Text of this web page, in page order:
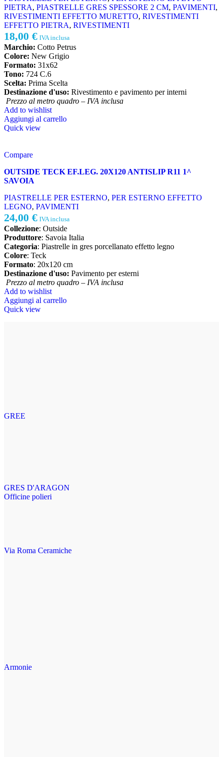
PIETRA, PIASTRELLE GRES SPESSORE 2 CM, PAVIMENTI,
RIVESTIMENTI EFFETTO MURETTO, RIVESTIMENTI
EFFETTO PIETRA, RIVESTIMENTI
18,00 € IVA inclusa
Marchio: Cotto Petrus
Colore: New Grigio
Formato: 31x62
Tono: 724 C.6
Scelta: Prima Scelta
Destinazione d'uso: Rivestimento e pavimento per interni
Prezzo al metro quadro – IVA inclusa
Add to wishlist
Aggiungi al carrello
Quick view
Compare
OUTSIDE TECK EF.LEG. 20X120 ANTISLIP R11 1^
SAVOIA
PIASTRELLE PER ESTERNO, PER ESTERNO EFFETTO
LEGNO, PAVIMENTI
24,00 € IVA inclusa
Collezione: Outside
Produttore: Savoia Italia
Categoria: Piastrelle in gres porcellanato effetto legno
Colore: Teck
Formato: 20x120 cm
Destinazione d'uso: Pavimento per esterni
Prezzo al metro quadro – IVA inclusa
Add to wishlist
Aggiungi al carrello
Quick view
GREE
GRES D'ARAGON
Officine polieri
Via Roma Ceramiche
Armonie